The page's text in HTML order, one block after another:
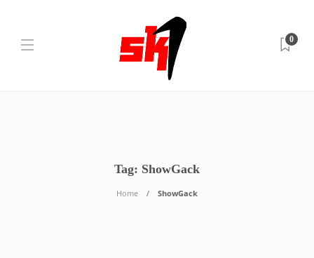
0
Tag: ShowGack
Home ShowGack